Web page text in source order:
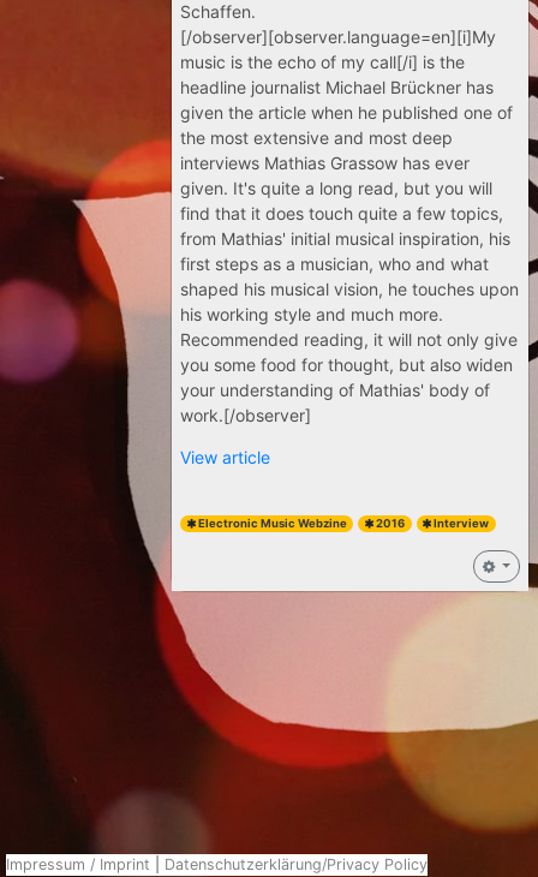
Schaffen.
[/observer][observer.language=en][i]My
music is the echo of my call[/i] is the
headline journalist Michael Brückner has
given the article when he published one of
the most extensive and most deep
interviews Mathias Grassow has ever
given. It's quite a long read, but you will
find that it does touch quite a few topics,
from Mathias' initial musical inspiration, his
first steps as a musician, who and what
shaped his musical vision, he touches upon
his working style and much more.
Recommended reading, it will not only give
you some food for thought, but also widen
your understanding of Mathias' body of
work.[/observer]
View article
Electronic Music Webzine 2016 Interview
Impressum / Imprint Datenschutzerklärung/Privacy Policy